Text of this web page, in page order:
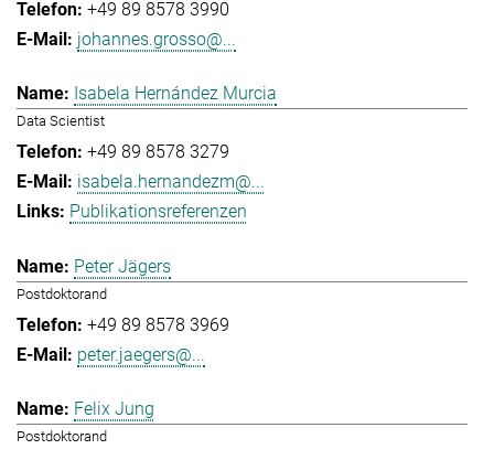
+49 89 8578 3990
johannes.grosso@...
Isabela Hernández Murcia
Data Scientist
+49 89 8578 3279
isabela.hernandezm@...
Publikationsreferenzen
Peter Jägers
Postdoktorand
+49 89 8578 3969
peter.jaegers@...
Felix Jung
Postdoktorand